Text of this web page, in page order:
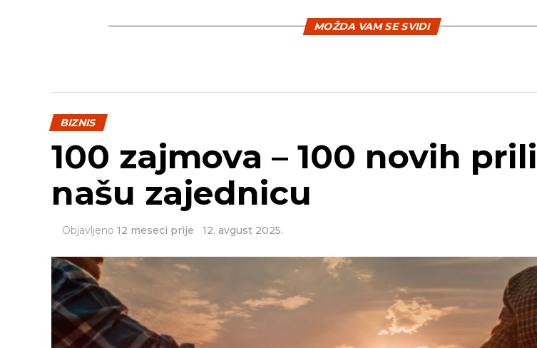
MOŽDA VAM SE SVIDI
BIZNIS
100 zajmova – 100 novih
našu zajednicu
Objavljeno 12 meseci prije 12. avgust 2025.